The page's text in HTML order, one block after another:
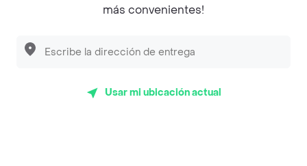
Empanaditas de Pipian - Empanadas
Desayunadero de la 42
Sopitas y Frijoladas
más convenientes!
Usar mi ubicación actual